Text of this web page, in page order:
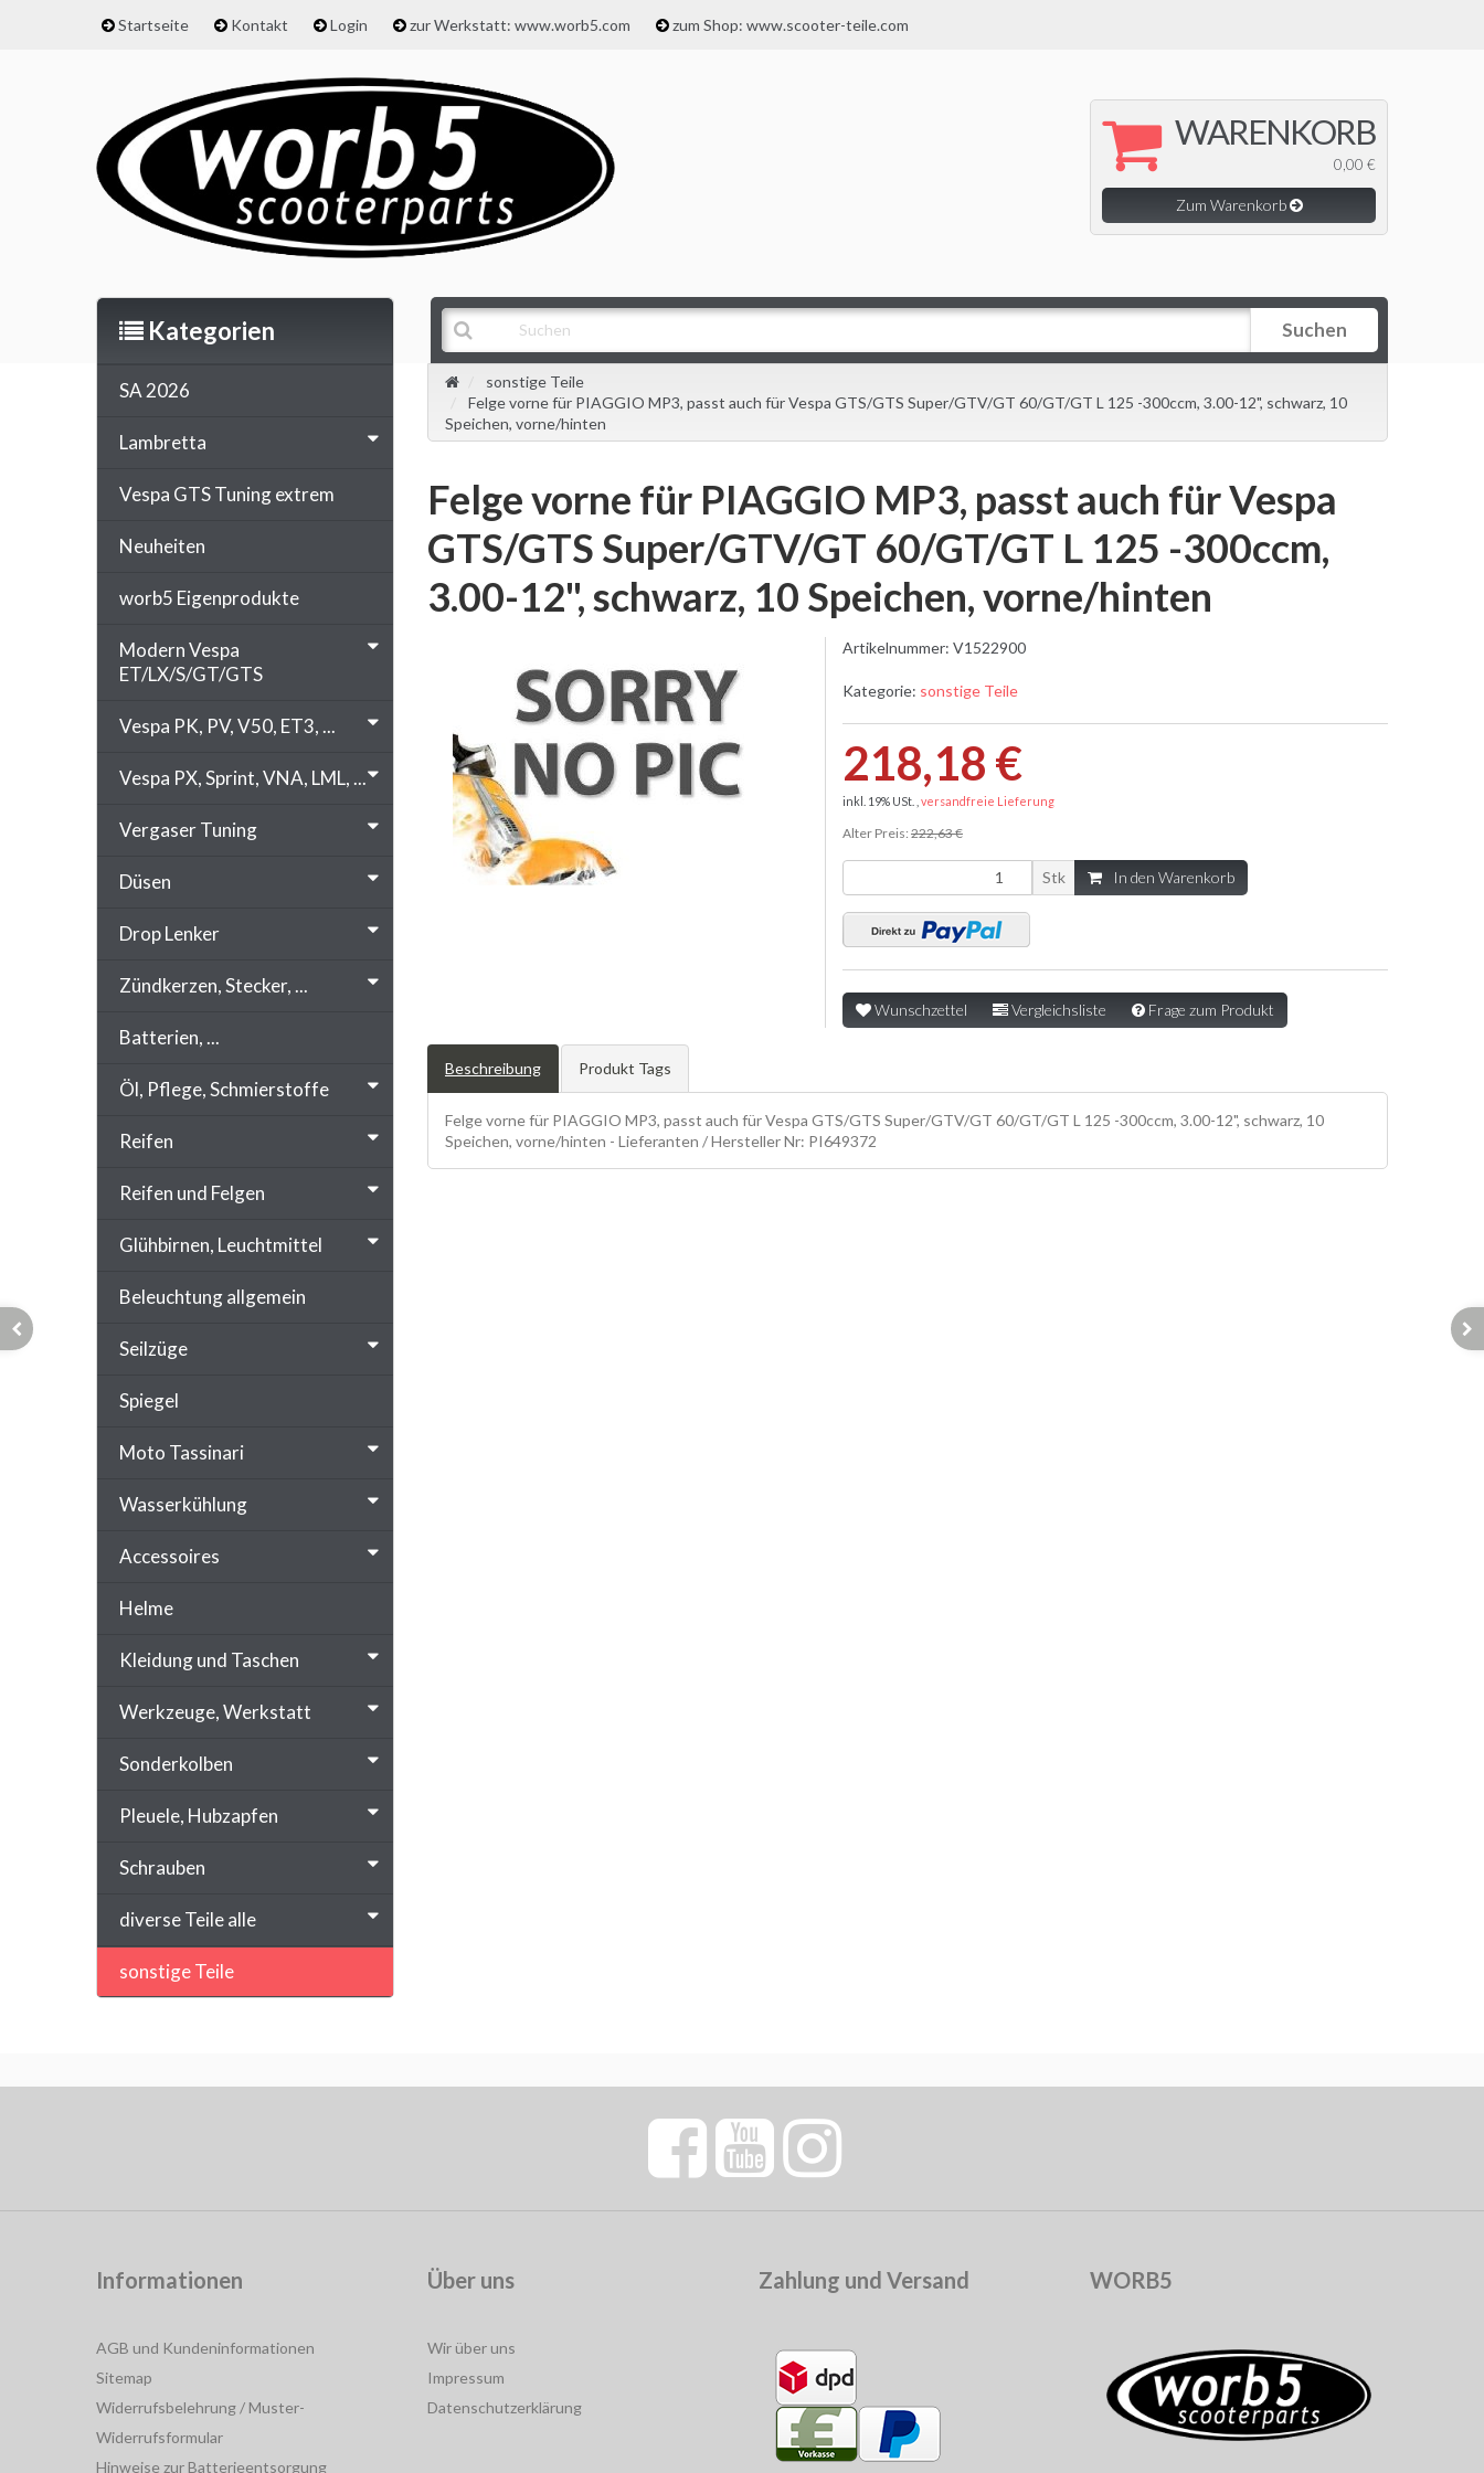
Startseite Kontakt Login zur Werkstatt: www.worb5.com zum Shop: www.scooter-teile.com
WARENKORB
0,00 €
Zum Warenkorb
Suchen
sonstige Teile
Felge vorne für PIAGGIO MP3, passt auch für Vespa GTS/GTS Super/GTV/GT 60/GT/GT L 125 -300ccm, 3.00-12", schwarz, 10
Speichen, vorne/hinten
Felge vorne für PIAGGIO MP3, passt auch für Vespa
GTS/GTS Super/GTV/GT 60/GT/GT L 125 -300ccm,
3.00-12", schwarz, 10 Speichen, vorne/hinten
Artikelnummer: V1522900
Kategorie: sonstige Teile
218,18 €
inkl. 19% USt. , versandfreie Lieferung
Alter Preis: 222,63 €
Stk In den Warenkorb
Wunschzettel Vergleichsliste Frage zum Produkt
Beschreibung Produkt Tags
Felge vorne für PIAGGIO MP3, passt auch für Vespa GTS/GTS Super/GTV/GT 60/GT/GT L 125 -300ccm, 3.00-12", schwarz, 10
Speichen, vorne/hinten - Lieferanten / Hersteller Nr: PI649372
Kategorien
SA 2026
Lambretta
Vespa GTS Tuning extrem
Neuheiten
worb5 Eigenprodukte
Modern Vespa
ET/LX/S/GT/GTS
Vespa PK, PV, V50, ET3, ...
Vespa PX, Sprint, VNA, LML, ...
Vergaser Tuning
Düsen
Drop Lenker
Zündkerzen, Stecker, ...
Batterien, ...
Öl, Pflege, Schmierstoffe
Reifen
Reifen und Felgen
Glühbirnen, Leuchtmittel
Beleuchtung allgemein
Seilzüge
Spiegel
Moto Tassinari
Wasserkühlung
Accessoires
Helme
Kleidung und Taschen
Werkzeuge, Werkstatt
Sonderkolben
Pleuele, Hubzapfen
Schrauben
diverse Teile alle
sonstige Teile
Informationen
AGB und Kundeninformationen
Sitemap
Widerrufsbelehrung / Muster-
Widerrufsformular
Hinweise zur Batterieentsorgung
Über uns
Wir über uns
Impressum
Datenschutzerklärung
Zahlung und Versand WORB5